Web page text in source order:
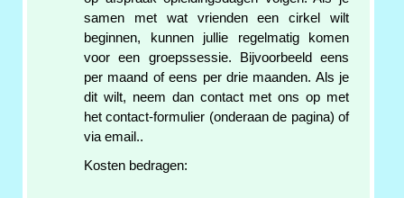
samen met wat vrienden een cirkel wilt
beginnen, kunnen jullie regelmatig komen
voor een groepssessie. Bijvoorbeeld eens
per maand of eens per drie maanden. Als je
dit wilt, neem dan contact met ons op met
het contact-formulier (onderaan de pagina) of
via email..
Kosten bedragen: